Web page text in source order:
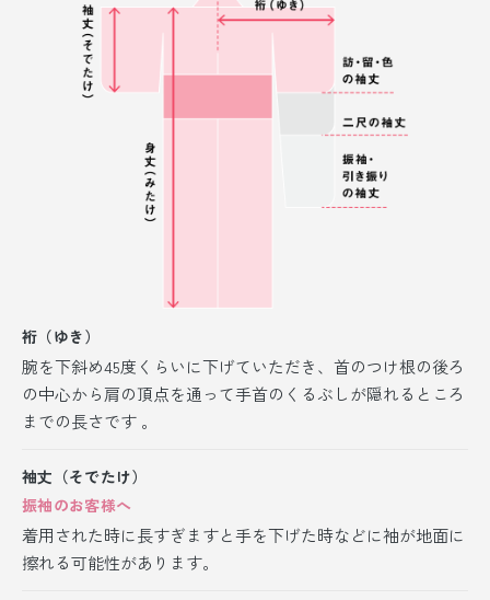
裄（ゆき）
腕を下斜め45度くらいに下げていただき、首のつけ根の後ろ
の中心から肩の頂点を通って手首のくるぶしが隠れるところ
までの長さです 。
袖丈（そでたけ）
振袖のお客様へ
着用された時に長すぎますと手を下げた時などに袖が地面に
擦れる可能性があります。